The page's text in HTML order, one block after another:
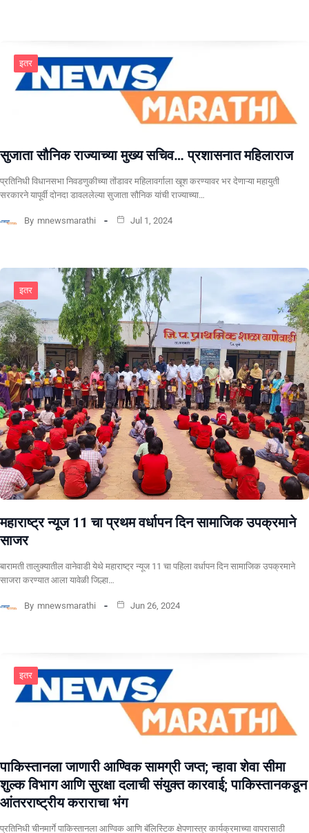
इतर
सुजाता सौनिक राज्याच्या मुख्य सचिव… प्रशासनात महिलाराज
प्रतिनिधी विधानसभा निवडणुकीच्या तोंडावर महिलावर्गाला खूश करण्यावर भर देणाऱ्या महायुती
सरकारने यापूर्वी दोनदा डावललेल्या सुजाता सौनिक यांची राज्याच्या…
By mnewsmarathi Jul 1, 2024
इतर
महाराष्ट्र न्यूज 11 चा प्रथम वर्धापन दिन सामाजिक उपक्रमाने
साजर
बारामती तालुक्यातील वानेवाडी येथे महाराष्ट्र न्यूज 11 चा पहिला वर्धापन दिन सामाजिक उपक्रमाने
साजरा करण्यात आला यावेळी जिल्हा…
By mnewsmarathi Jun 26, 2024
इतर
पाकिस्तानला जाणारी आण्विक सामग्री जप्त; न्हावा शेवा सीमा
शुल्क विभाग आणि सुरक्षा दलाची संयुक्त कारवाई; पाकिस्तानकडून
आंतरराष्ट्रीय कराराचा भंग
प्रतिनिधी चीनमार्गे पाकिस्तानला आण्विक आणि बॅलिस्टिक क्षेपणास्त्र कार्यक्रमाच्या वापरासाठी